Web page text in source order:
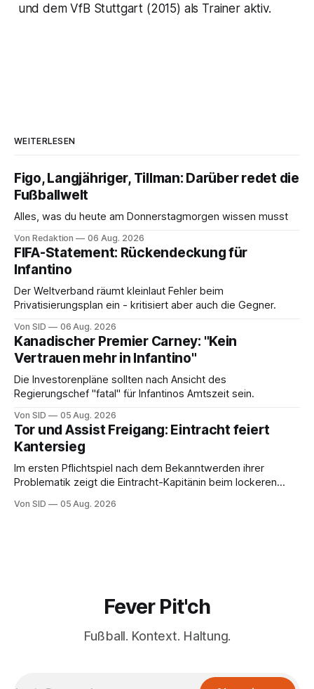
und dem VfB Stuttgart (2015) als Trainer aktiv.
WEITERLESEN
Figo, Langjähriger, Tillman: Darüber redet die
Fußballwelt
Alles, was du heute am Donnerstagmorgen wissen musst
Von Redaktion 06 Aug. 2026
FIFA-Statement: Rückendeckung für
Infantino
Der Weltverband räumt kleinlaut Fehler beim
Privatisierungsplan ein - kritisiert aber auch die Gegner.
Von SID 06 Aug. 2026
Kanadischer Premier Carney: "Kein
Vertrauen mehr in Infantino"
Die Investorenpläne sollten nach Ansicht des
Regierungschef "fatal" für Infantinos Amtszeit sein.
Von SID 05 Aug. 2026
Tor und Assist Freigang: Eintracht feiert
Kantersieg
Im ersten Pflichtspiel nach dem Bekanntwerden ihrer
Problematik zeigt die Eintracht-Kapitänin beim lockeren
Von SID 05 Aug. 2026
Fever Pit'ch
Fußball. Kontext. Haltung.